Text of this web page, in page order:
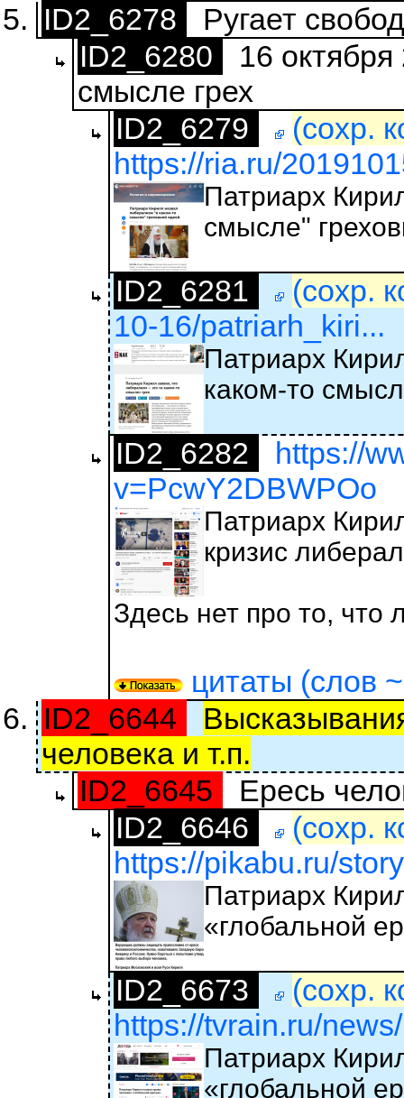
ID2_6278
Ругает
ID2_6280
16
смысле грех
ID2_6279
(сохр.
https://ria.ru/
Патриарх
смысле"
ID2_6281
(сохр.
10-16/patriarh_kiri...
Патриарх
каком-то
ID2_6282
https://
v=PcwY2DBWPOo
Патриарх
кризис
Здесь нет про то, что
цитаты (слов
ID2_6644
человека и т.п.
ID2_6645
Ересь
ID2_6646
(сохр.
https://pikabu.ru/
Патриарх
«глобальной
ID2_6673
(сохр.
https://tvrain.ru/
Патриарх
«глобальной